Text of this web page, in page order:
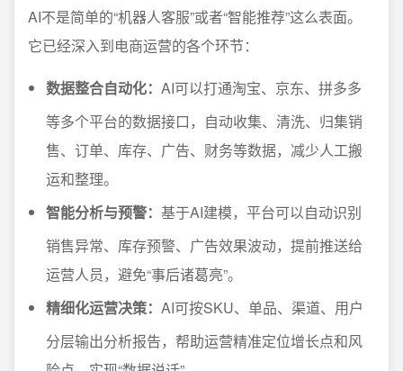
AI不是简单的“机器人客服”或者“智能推荐”这么表面。
它已经深入到电商运营的各个环节：
数据整合自动化： AI可以打通淘宝、京东、拼多多
等多个平台的数据接口，自动收集、清洗、归集销
售、订单、库存、广告、财务等数据，减少人工搬
运和整理。
智能分析与预警： 基于AI建模，平台可以自动识别
销售异常、库存预警、广告效果波动，提前推送给
运营人员，避免“事后诸葛亮”。
精细化运营决策： AI可按SKU、单品、渠道、用户
分层输出分析报告，帮助运营精准定位增长点和风